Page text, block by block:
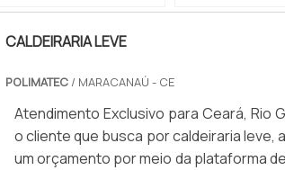
CALDEIRARIA LEVE
POLIMATEC/ MARACANAÚ - CE
Atendimento Exclusivo para Ceará, Rio
o cliente que busca por caldeiraria leve,
um orçamento por meio da plataforma